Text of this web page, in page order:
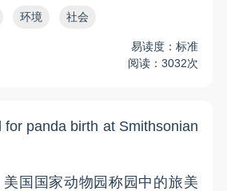
环境 社会
易读度：标准
阅读：3032次
for panda birth at Smithsonian
国国家动物园称园中的旅美